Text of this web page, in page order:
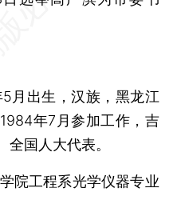
出生，汉族，黑龙江
年7月参加工作，吉
国人大代表。
工程系光学仪器专业